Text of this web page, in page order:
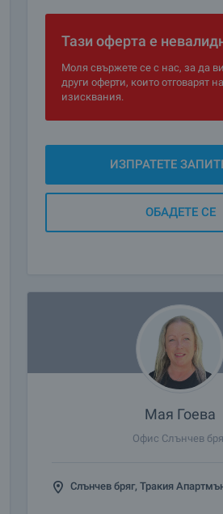
Тази оферта е
Моля свържете се с нас, за да
други оферти, които отговарят
изисквания.
ИЗПРАТЕТЕ
ОБАДЕТЕ СЕ
Мая Гоева
Офис Слънчев
Слънчев бряг, Тракия